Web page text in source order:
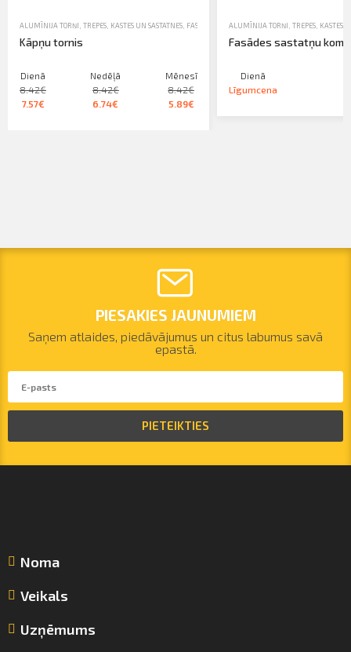
ALUMĪNIJA TORŅI, TREPES, KASTES UN SASTATNES FASĀDES SASTATNES,NOMA
Kāpņu tornis
Dienā
8.42€
7.57€
Nedēļā
8.42€
6.74€
Mēnesī
8.42€
5.89€
ALUMĪNIJA TORŅI, TREPES, KASTES
Fasādes sastatņu
Dienā
Līgumcena
PIESAKIES JAUNUMIEM
Saņem atlaides, piedāvājumus un citus labumus savā
epastā.
PIETEIKTIES
Noma
Veikals
Uzņēmums